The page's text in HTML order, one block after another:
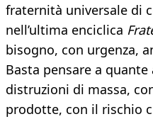
fraternità universale di
nell’ultima enciclica
bisogno, con urgenza,
Basta pensare a
distruzioni di massa,
prodotte, con il rischio